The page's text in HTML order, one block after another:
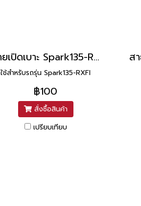
สายเปิดเบาะ Spark135-RXFI ยาว 5.1 นิ้ว ยี่ห้อ UNF
ใช้สำหรับรถรุ่น Spark135-RXFI
฿100
สั่งซื้อสินค้า
เปรียบเทียบ